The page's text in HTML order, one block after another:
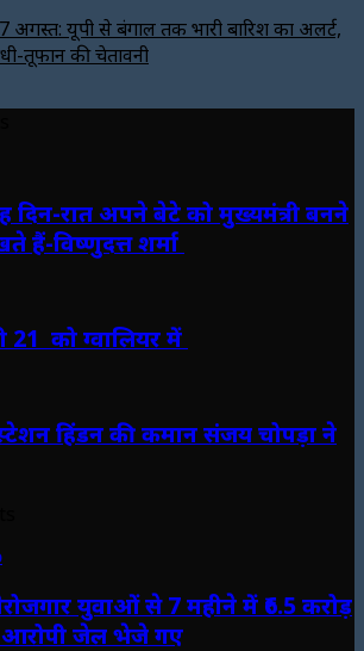
यूपी से बंगाल तक भारी बारिश का अलर्ट,
तूफान की चेतावनी
दिन-रात अपने बेटे को मुख्यमंत्री बनने
हैं-विष्णुदत्त शर्मा
21 को ग्वालियर में
हिंडन की कमान संजय चोपड़ा ने
युवाओं से 7 महीने में ₹6.5 करोड़
आरोपी जेल भेजे गए